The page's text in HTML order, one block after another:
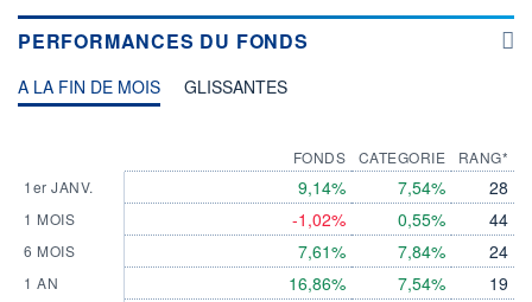
PERFORMANCES DU FONDS
A LA FIN DE MOIS GLISSANTES
1er JANV.
1 MOIS
6 MOIS
1 AN
FONDS
9,14%
-1,02%
7,61%
16,86%
CATEGORIE
7,54%
0,55%
7,84%
7,54%
RANG*
28
44
24
19